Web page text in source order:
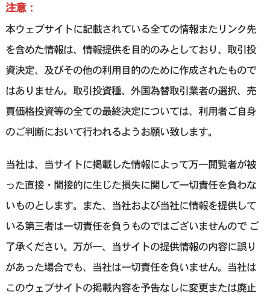
注意：
本ウェブサイトに記載されている全ての情報またリンク先
を含めた情報は、情報提供を目的のみとしており、取引投
資決定、及びその他の利用目的のために作成されたもので
はありません。取引投資種、外国為替取引業者の選択、売
買価格投資等の全ての最終決定については、利用者ご自身
のご判断において行われるようお願い致します。
当社は、当サイトに掲載した情報によって万一閲覧者が被
った直接・間接的に生じた損失に関して一切責任を負わな
いものとします。また、当社および当社に情報を提供して
いる第三者は一切責任を負うものではございませんので ご
了承ください。万が一、当サイトの提供情報の内容に誤り
があった場合でも、当社は一切責任を負いません。当社は
このウェブサイトの掲載内容を予告なしに変更または廃止